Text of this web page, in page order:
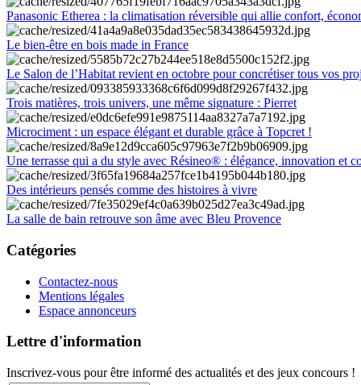
Panasonic Etherea : la climatisation réversible qui allie confort,
Le bien-être en bois made in France
Le Salon de l’Habitat revient en octobre pour concrétiser tous vos
Trois matières, trois univers, une même signature : Pierret
Microciment : un espace élégant et durable grâce à Topcret !
Une terrasse qui a du style avec Résineo® : élégance, innovation et
Des intérieurs pensés comme des histoires à vivre
La salle de bain retrouve son âme avec Bleu Provence
Catégories
Contactez-nous
Mentions légales
Espace annonceurs
Lettre d'information
Inscrivez-vous pour être informé des actualités et des jeux concours !